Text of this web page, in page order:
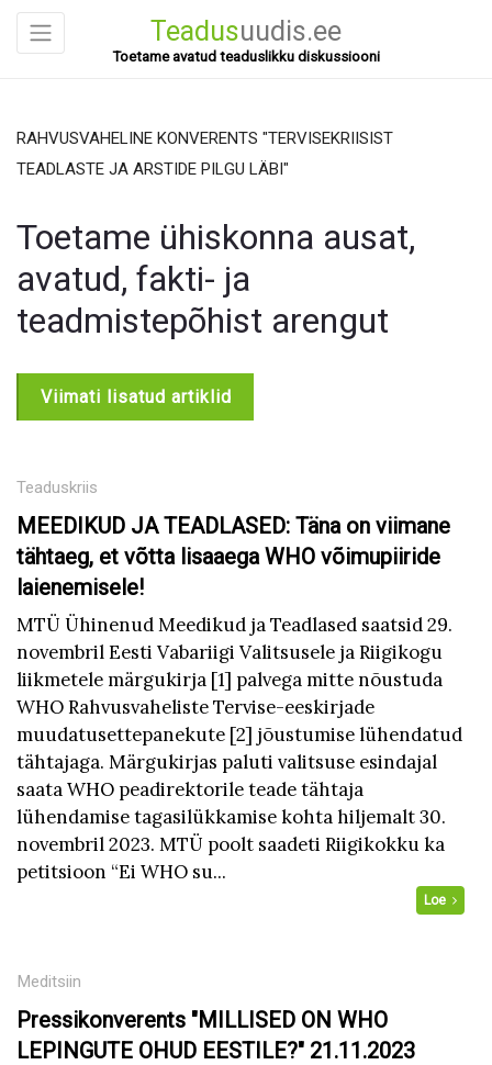
Teadusuudis.ee
Toetame avatud teaduslikku diskussiooni
RAHVUSVAHELINE KONVERENTS "TERVISEKRIISIST
TEADLASTE JA ARSTIDE PILGU LÄBI"
Toetame ühiskonna ausat,
avatud, fakti- ja
teadmistepõhist arengut
Viimati lisatud artiklid
Teaduskriis
MEEDIKUD JA TEADLASED: Täna on viimane
tähtaeg, et võtta lisaaega WHO võimupiiride
laienemisele!
MTÜ Ühinenud Meedikud ja Teadlased saatsid 29.
novembril Eesti Vabariigi Valitsusele ja Riigikogu
liikmetele märgukirja [1] palvega mitte nõustuda
WHO Rahvusvaheliste Tervise-eeskirjade
muudatusettepanekute [2] jõustumise lühendatud
tähtajaga. Märgukirjas paluti valitsuse esindajal
saata WHO peadirektorile teade tähtaja
lühendamise tagasilükkamise kohta hiljemalt 30.
novembril 2023. MTÜ poolt saadeti Riigikokku ka
petitsioon “Ei WHO su...
Loe
Meditsiin
Pressikonverents "MILLISED ON WHO
LEPINGUTE OHUD EESTILE?" 21.11.2023